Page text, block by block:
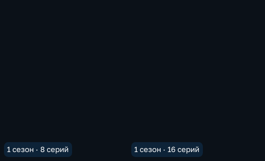
1 сезон · 8 серий 1 сезон · 16 серий